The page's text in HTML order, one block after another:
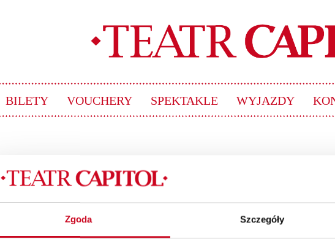
Zgoda Szczegóły
BILETY VOUCHERY SPEKTAKLE WYJAZDY
zofia_zborowska